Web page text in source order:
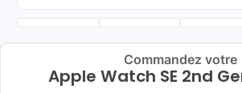
Commandez votre
Apple Watch SE 2nd